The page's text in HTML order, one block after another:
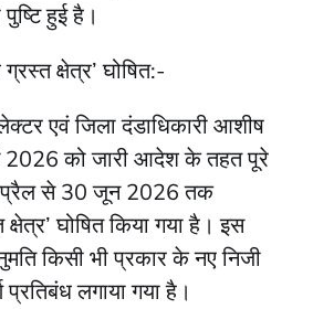
हुई है।
क्षेत्र’ घोषित:-
एवं जिला दंडाधिकारी आशीष
2026 को जारी आदेश के तहत पूरे
से 30 जून 2026 तक
घोषित किया गया है। इस
किसी भी प्रकार के नए निजी
लगाया गया है।